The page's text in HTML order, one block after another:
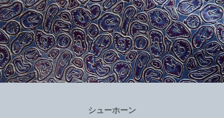
シューホーン